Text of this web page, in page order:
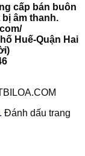
cấp bán buôn
âm thanh.
Huế-Quận Hai
. Đánh dấu trang